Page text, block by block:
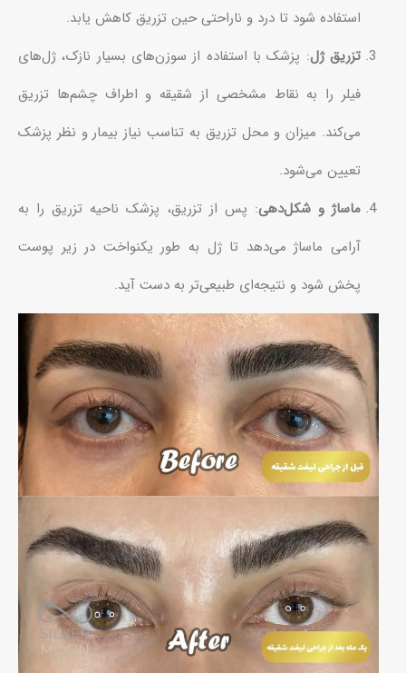
استفاده شود تا درد و ناراحتی حین تزریق کاهش یابد.
تزریق ژل: پزشک با استفاده از سوزن‌های بسیار نازک، ژل‌های
فیلر را به نقاط مشخصی از شقیقه و اطراف چشم‌ها تزریق
می‌کند. میزان و محل تزریق به تناسب نیاز بیمار و نظر پزشک
تعیین می‌شود.
ماساژ و شکل‌دهی: پس از تزریق، پزشک ناحیه تزریق را به
آرامی ماساژ می‌دهد تا ژل به طور یکنواخت در زیر پوست
پخش شود و نتیجه‌ای طبیعی‌تر به دست آید.